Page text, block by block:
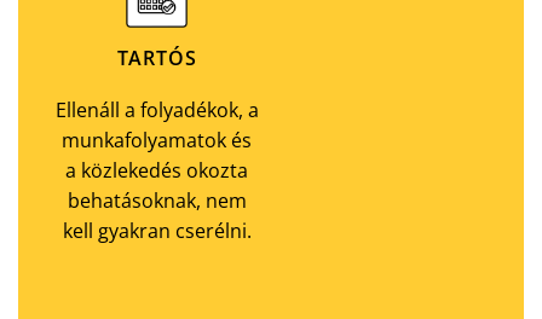
TARTÓS
Ellenáll a folyadékok, a
munkafolyamatok és
a közlekedés okozta
behatásoknak, nem
kell gyakran cserélni.